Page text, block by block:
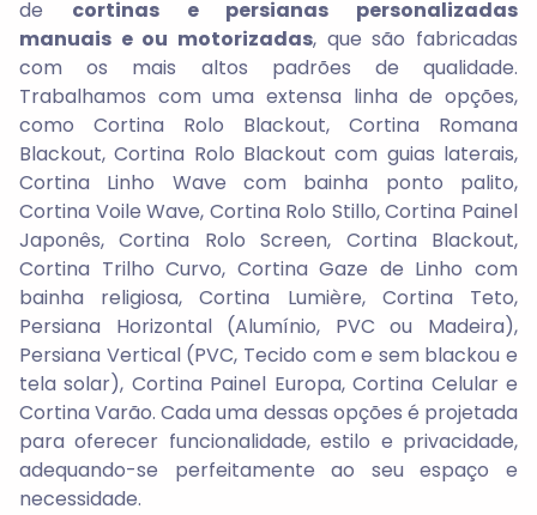
de cortinas e persianas personalizadas
manuais e ou motorizadas, que são fabricadas
com os mais altos padrões de qualidade.
Trabalhamos com uma extensa linha de opções,
como Cortina Rolo Blackout, Cortina Romana
Blackout, Cortina Rolo Blackout com guias laterais,
Cortina Linho Wave com bainha ponto palito,
Cortina Voile Wave, Cortina Rolo Stillo, Cortina Painel
Japonês, Cortina Rolo Screen, Cortina Blackout,
Cortina Trilho Curvo, Cortina Gaze de Linho com
bainha religiosa, Cortina Lumière, Cortina Teto,
Persiana Horizontal (Alumínio, PVC ou Madeira),
Persiana Vertical (PVC, Tecido com e sem blackou e
tela solar), Cortina Painel Europa, Cortina Celular e
Cortina Varão. Cada uma dessas opções é projetada
para oferecer funcionalidade, estilo e privacidade,
adequando-se perfeitamente ao seu espaço e
necessidade.